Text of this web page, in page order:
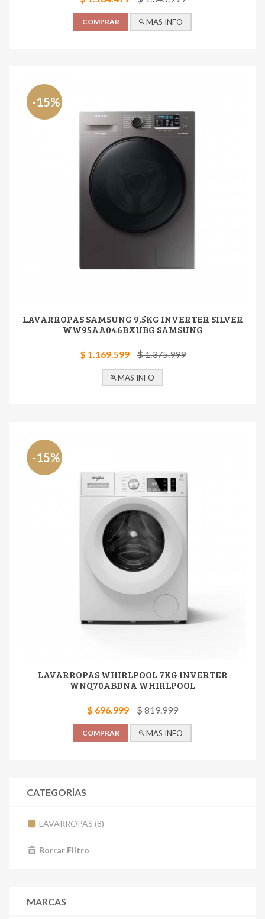
COMPRAR MAS INFO
-15%
LAVARROPAS SAMSUNG 9,5KG INVERTER SILVER
WW95AA046BXUBG SAMSUNG
$ 1.169.599 $ 1.375.999
MAS INFO
-15%
LAVARROPAS WHIRLPOOL 7KG INVERTER
WNQ70ABDNA WHIRLPOOL
$ 696.999 $ 819.999
COMPRAR MAS INFO
CATEGORÍAS
LAVARROPAS (8)
Borrar Filtro
MARCAS